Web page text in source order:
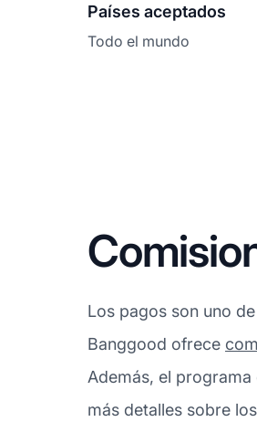
Países aceptados
Todo el mundo
Los pagos son uno
Banggood ofrece
Además, el
más detalles sobre